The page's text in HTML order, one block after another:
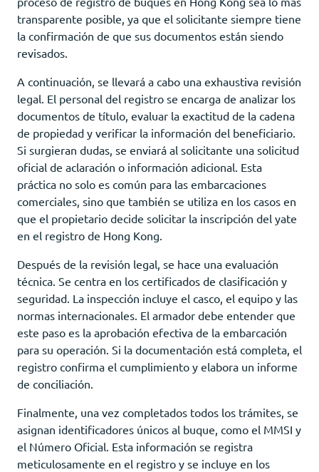
transparente posible, ya que el solicitante siempre tiene
la confirmación de que sus documentos están siendo
revisados.
A continuación, se llevará a cabo una exhaustiva revisión
legal. El personal del registro se encarga de analizar los
documentos de título, evaluar la exactitud de la cadena
de propiedad y verificar la información del beneficiario.
Si surgieran dudas, se enviará al solicitante una solicitud
oficial de aclaración o información adicional. Esta
práctica no solo es común para las embarcaciones
comerciales, sino que también se utiliza en los casos en
que el propietario decide solicitar la inscripción del yate
en el registro de Hong Kong.
Después de la revisión legal, se hace una evaluación
técnica. Se centra en los certificados de clasificación y
seguridad. La inspección incluye el casco, el equipo y las
normas internacionales. El armador debe entender que
este paso es la aprobación efectiva de la embarcación
para su operación. Si la documentación está completa, el
registro confirma el cumplimiento y elabora un informe
de conciliación.
Finalmente, una vez completados todos los trámites, se
asignan identificadores únicos al buque, como el MMSI y
el Número Oficial. Esta información se registra
meticulosamente en el registro y se incluye en los